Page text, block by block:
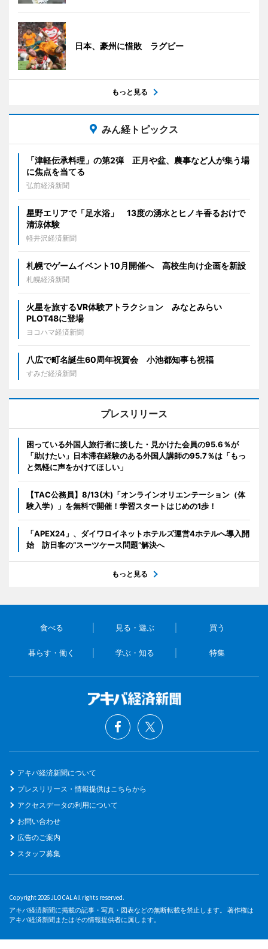
日本、豪州に惜敗 ラグビー
もっと見る
みん経トピックス
「津軽伝承料理」の第2弾 正月や盆、農事など人が集う場
に焦点を当てる
弘前経済新聞
星野エリアで「足水浴」 13度の湧水とヒノキ香るおけで
清涼体験
軽井沢経済新聞
札幌でゲームイベント10月開催へ 高校生向け企画を新設
札幌経済新聞
火星を旅するVR体験アトラクション みなとみらい
PLOT48に登場
ヨコハマ経済新聞
八広で町名誕生60周年祝賀会 小池都知事も祝福
すみだ経済新聞
プレスリリース
困っている外国人旅行者に接した・見かけた会員の95.6％が
「助けたい」日本滞在経験のある外国人講師の95.7％は「もっ
と気軽に声をかけてほしい」
【TAC公務員】8/13(木)「オンラインオリエンテーション（体
験入学）」を無料で開催！学習スタートはじめの1歩！
「APEX24」、ダイワロイネットホテルズ運営4ホテルへ導入開
始 訪日客の“スーツケース問題”解決へ
もっと見る
食べる 見る・遊ぶ 買う
暮らす・働く 学ぶ・知る 特集
アキバ経済新聞について
プレスリリース・情報提供はこちらから
アクセスデータの利用について
お問い合わせ
広告のご案内
スタッフ募集
Copyright 2026 JLOCAL All rights reserved.
アキバ経済新聞に掲載の記事・写真・図表などの無断転載を禁止します。 著作権は
アキバ経済新聞またはその情報提供者に属します。